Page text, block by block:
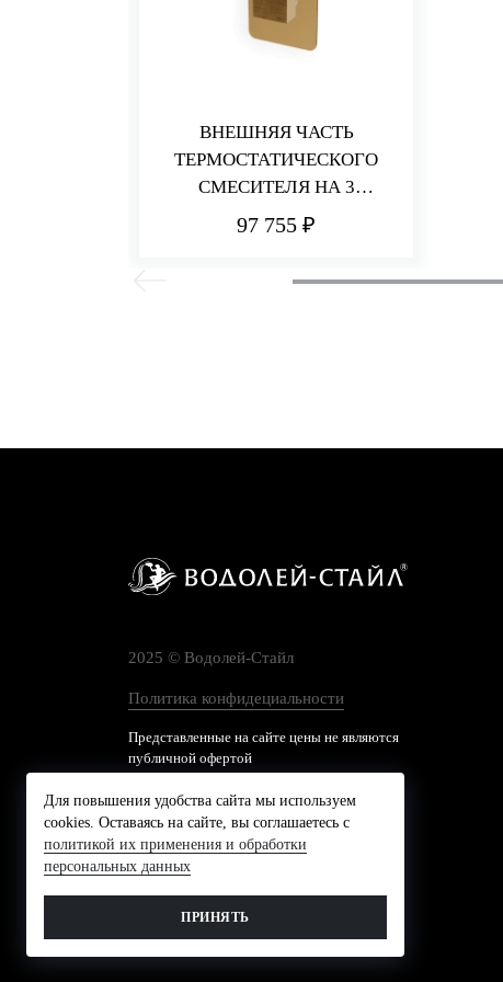
ВНЕШНЯЯ ЧАСТЬ
ТЕРМОСТАТИЧЕСКОГО
СМЕСИТЕЛЯ НА 3
ПОТРЕБИТЕЛЯ PA36
97 755 ₽
2025 © Водолей-Cтайл
Политика конфидециальности
Представленные на сайте цены не являются
публичной офертой
Для повышения удобства сайта мы используем
cookies. Оставаясь на сайте, вы соглашаетесь с
политикой их применения и обработки
персональных данных
ПРИНЯТЬ